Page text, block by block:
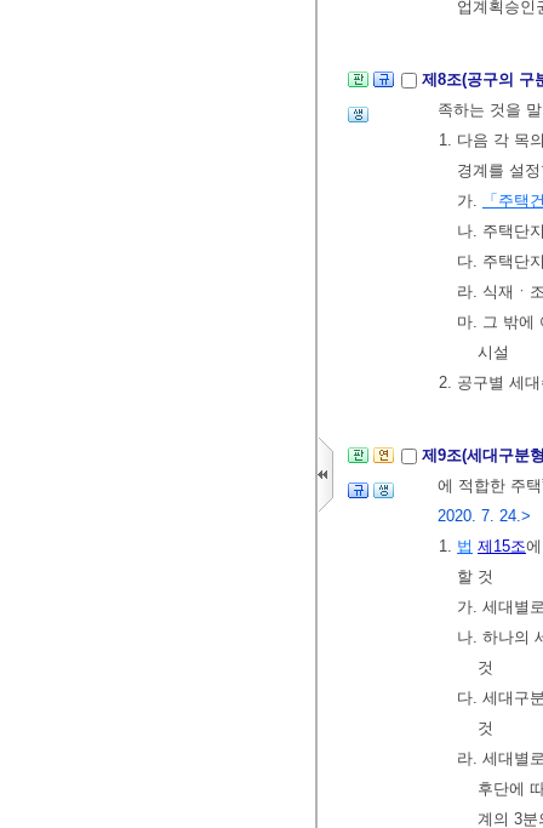
업계획승인
제8조(공구의 구
족하는 것을
1. 다음 각 목
경계를 설
가.
「주택
나. 주택단
다. 주택단
라. 식재ㆍ
마. 그 밖에
시설
2. 공구별 세
제9조(세대구분
에 적합한 주
2020. 7. 24.>
1. 법 제15조
할 것
가. 세대별
나. 하나의
것
다. 세대구
것
라. 세대별
후단에
계의 3